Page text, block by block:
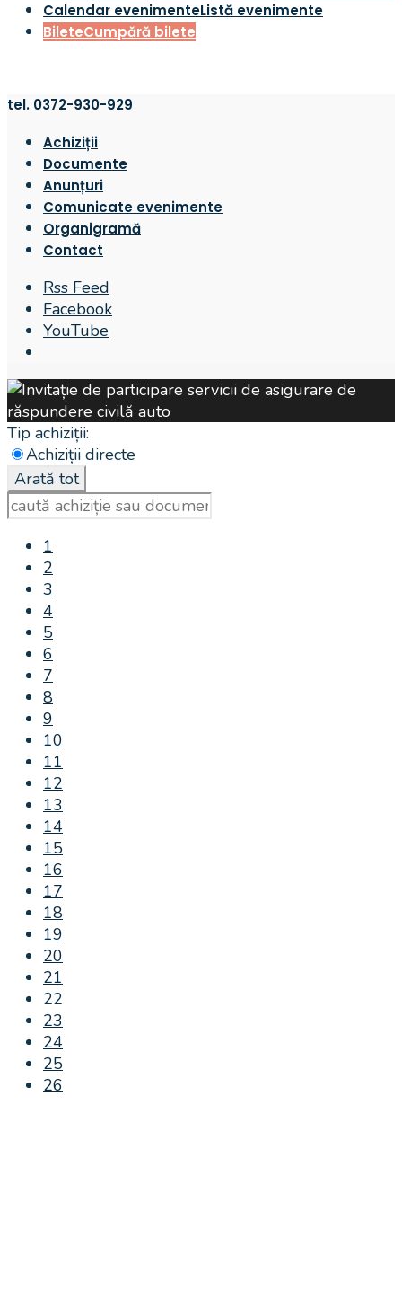
Calendar evenimenteListă evenimente
BileteCumpără bilete
tel. 0372-930-929
Achiziții
Documente
Anunțuri
Comunicate evenimente
Organigramă
Contact
Rss Feed
Facebook
YouTube
Search
Window
Tip achiziții:
Achiziții directe
1
2
3
4
5
6
7
8
9
10
11
12
13
14
15
16
17
18
19
20
21
22
23
24
25
26